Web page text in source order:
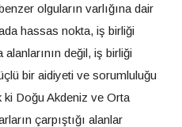
olguların varlığına dair
hassas nokta, iş birliği
alanlarının değil, iş birliği
bir aidiyeti ve sorumluluğu
ki Doğu Akdeniz ve Orta
çarpıştığı alanlar